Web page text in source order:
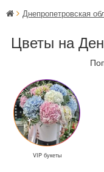
Днепропетровская
Цветы на
VIP букеты